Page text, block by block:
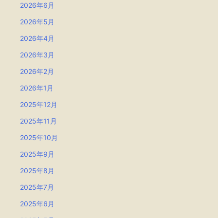
2026年6月
2026年5月
2026年4月
2026年3月
2026年2月
2026年1月
2025年12月
2025年11月
2025年10月
2025年9月
2025年8月
2025年7月
2025年6月